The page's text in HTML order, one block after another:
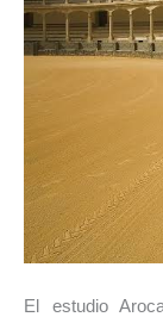
El estudio